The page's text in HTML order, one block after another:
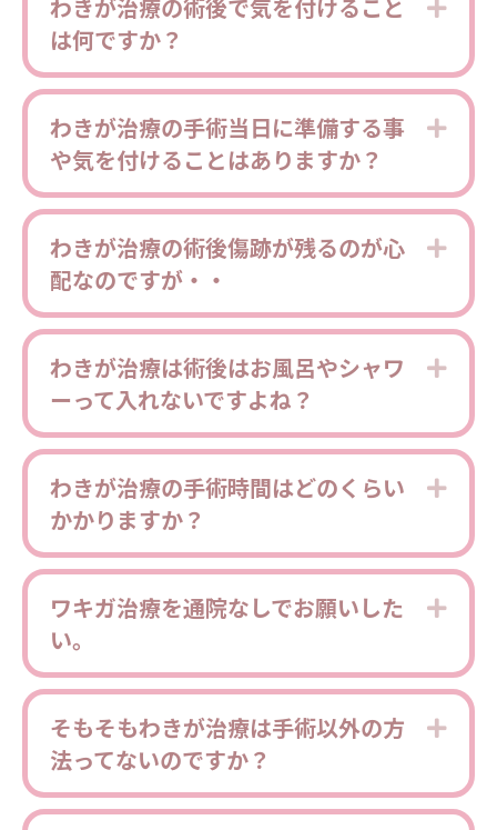
わきが治療の術後で気を付けること
は何ですか？
わきが治療の手術当日に準備する事
や気を付けることはありますか？
わきが治療の術後傷跡が残るのが心
配なのですが・・
わきが治療は術後はお風呂やシャワ
ーって入れないですよね？
わきが治療の手術時間はどのくらい
かかりますか？
ワキガ治療を通院なしでお願いした
い。
そもそもわきが治療は手術以外の方
法ってないのですか？